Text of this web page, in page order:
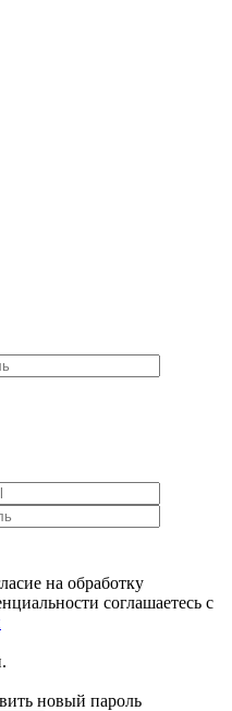
на обработку
соглашаетесь с
новый пароль